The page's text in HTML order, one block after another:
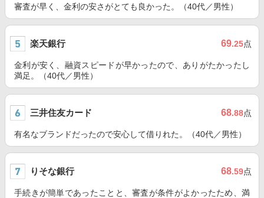
審査が早く、金利の安さがとても良かった。（40代／男性）
楽天銀行 69.25点
金利が安く、融資スピードが早かったので、ありがたかったし
満足。（40代／男性）
三井住友カード 68.88点
有名なブランドだったので安心して借りれた。（40代／男性）
りそな銀行 68.59点
手続きが簡単であったことと、審査が条件がよかったため、満